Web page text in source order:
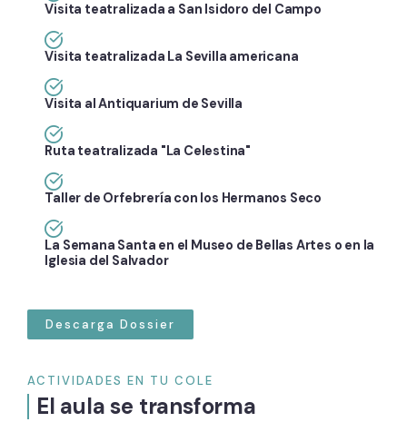
Visita teatralizada a San Isidoro del Campo
Visita teatralizada La Sevilla americana
Visita al Antiquarium de Sevilla
Ruta teatralizada "La Celestina"
Taller de Orfebrería con los Hermanos Seco
La Semana Santa en el Museo de Bellas Artes o en la
Iglesia del Salvador
Descarga Dossier
ACTIVIDADES EN TU COLE
El aula se transforma